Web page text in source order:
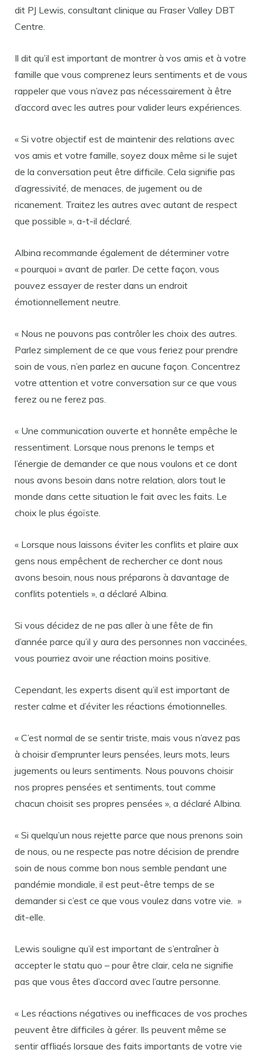
dit PJ Lewis, consultant clinique au Fraser Valley DBT
Centre.
Il dit qu’il est important de montrer à vos amis et à votre
famille que vous comprenez leurs sentiments et de vous
rappeler que vous n’avez pas nécessairement à être
d’accord avec les autres pour valider leurs expériences.
« Si votre objectif est de maintenir des relations avec
vos amis et votre famille, soyez doux même si le sujet
de la conversation peut être difficile. Cela signifie pas
d’agressivité, de menaces, de jugement ou de
ricanement. Traitez les autres avec autant de respect
que possible », a-t-il déclaré.
Albina recommande également de déterminer votre
« pourquoi » avant de parler. De cette façon, vous
pouvez essayer de rester dans un endroit
émotionnellement neutre.
« Nous ne pouvons pas contrôler les choix des autres.
Parlez simplement de ce que vous feriez pour prendre
soin de vous, n’en parlez en aucune façon. Concentrez
votre attention et votre conversation sur ce que vous
ferez ou ne ferez pas.
« Une communication ouverte et honnête empêche le
ressentiment. Lorsque nous prenons le temps et
l’énergie de demander ce que nous voulons et ce dont
nous avons besoin dans notre relation, alors tout le
monde dans cette situation le fait avec les faits. Le
choix le plus égoïste.
« Lorsque nous laissons éviter les conflits et plaire aux
gens nous empêchent de rechercher ce dont nous
avons besoin, nous nous préparons à davantage de
conflits potentiels », a déclaré Albina.
Si vous décidez de ne pas aller à une fête de fin
d’année parce qu’il y aura des personnes non vaccinées,
vous pourriez avoir une réaction moins positive.
Cependant, les experts disent qu’il est important de
rester calme et d’éviter les réactions émotionnelles.
« C’est normal de se sentir triste, mais vous n’avez pas
à choisir d’emprunter leurs pensées, leurs mots, leurs
jugements ou leurs sentiments. Nous pouvons choisir
nos propres pensées et sentiments, tout comme
chacun choisit ses propres pensées », a déclaré Albina.
« Si quelqu’un nous rejette parce que nous prenons soin
de nous, ou ne respecte pas notre décision de prendre
soin de nous comme bon nous semble pendant une
pandémie mondiale, il est peut-être temps de se
demander si c’est ce que vous voulez dans votre vie. »
dit-elle.
Lewis souligne qu’il est important de s’entraîner à
accepter le statu quo – pour être clair, cela ne signifie
pas que vous êtes d’accord avec l’autre personne.
« Les réactions négatives ou inefficaces de vos proches
peuvent être difficiles à gérer. Ils peuvent même se
sentir affligés lorsque des faits importants de votre vie